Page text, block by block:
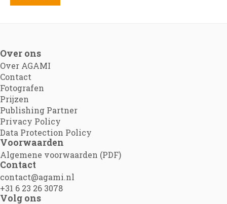
Over ons
Over AGAMI
Contact
Fotografen
Prijzen
Publishing Partner
Privacy Policy
Data Protection Policy
Voorwaarden
Algemene voorwaarden (PDF)
Contact
contact@agami.nl
+31 6 23 26 3078
Volg ons